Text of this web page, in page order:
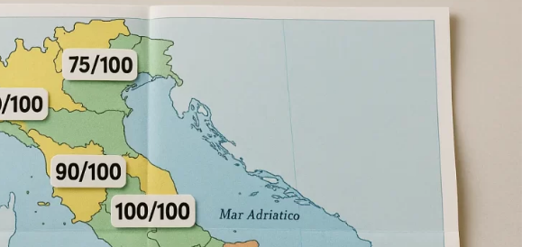
I titoli che fanno punteggio (OSA, ASACOM, Segretario
Sì, voglio la guida omaggio